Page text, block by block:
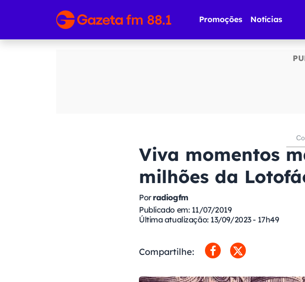
Promoções Notícias
Viva momentos
milhões da
Porradiogfm
Publicado em: 11/07/2019
Última atualização: 13/09/2023 - 17h49
Compartilhe: